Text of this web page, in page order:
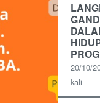
20/10/
kali